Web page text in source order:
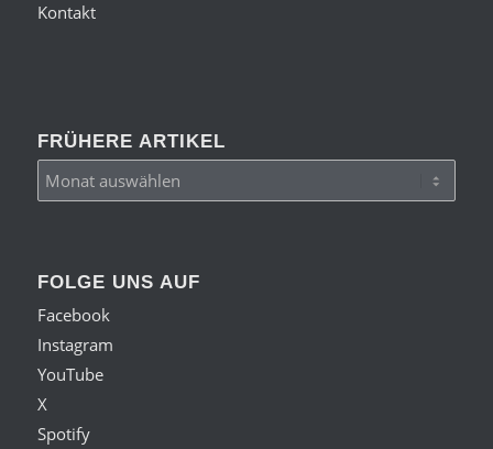
Kontakt
FRÜHERE ARTIKEL
FOLGE UNS AUF
Facebook
Instagram
YouTube
X
Spotify